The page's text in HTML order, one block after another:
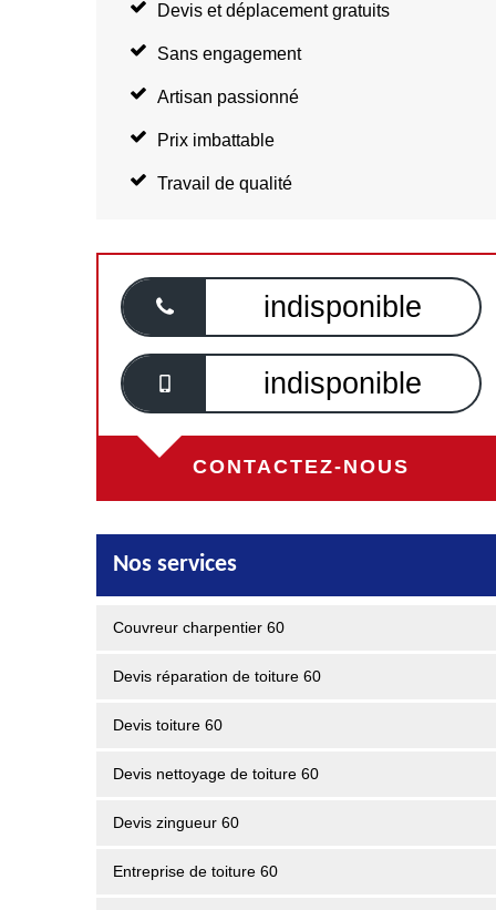
Devis et déplacement gratuits
Sans engagement
Artisan passionné
Prix imbattable
Travail de qualité
indisponible
indisponible
CONTACTEZ-NOUS
Nos services
Couvreur charpentier 60
Devis réparation de toiture 60
Devis toiture 60
Devis nettoyage de toiture 60
Devis zingueur 60
Entreprise de toiture 60